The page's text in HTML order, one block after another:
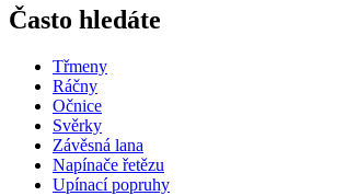
Často hledáte
Třmeny
Ráčny
Očnice
Svěrky
Závěsná lana
Napínače řetězu
Upínací popruhy